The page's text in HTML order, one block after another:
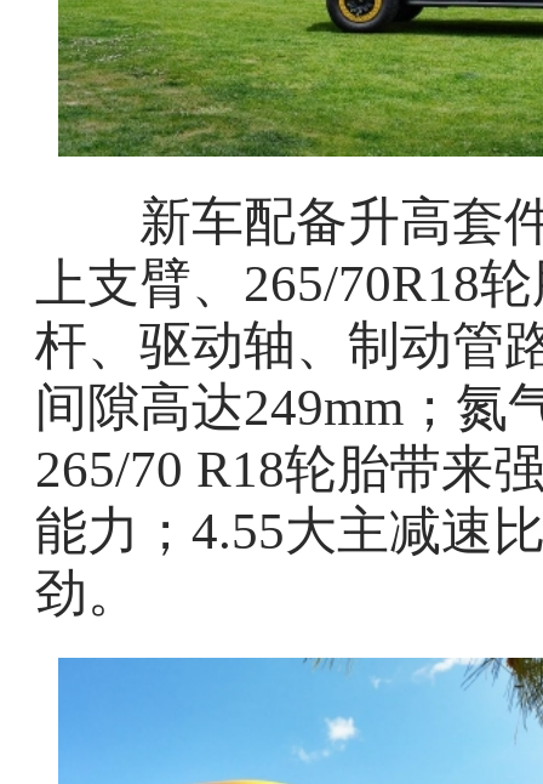
新车配备升高套件
上支臂、265/70R18
杆、驱动轴、制动管
间隙高达249mm；氮
265/70 R18轮胎带来
能力；4.55大主减速
劲。